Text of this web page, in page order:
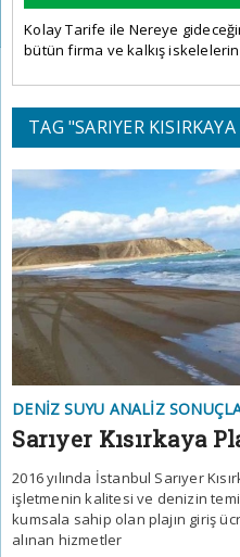
Kolay Tarife ile Nereye
bütün firma ve kalkış
TAG "SARIYER
DENIZ SUYU ANALIZ
Sarıyer Kısırkaya
2016 yılında İstanbul Sarıyer
işletmenin kalitesi ve denizin
kumsala sahip olan plajın giriş
alınan hizmetler